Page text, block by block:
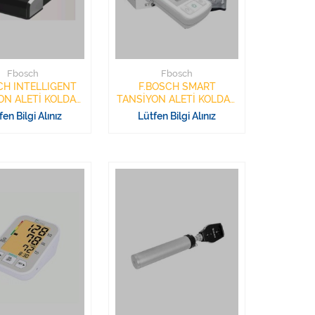
Fbosch
INTELLIGENT
ALETİ KOLDAN
DİJİTAL
Bilgi Alınız
Fbosch
F.BOSCH SMART
TANSİYON ALETİ KOLDAN
DİJİTAL
Lütfen Bilgi Alınız